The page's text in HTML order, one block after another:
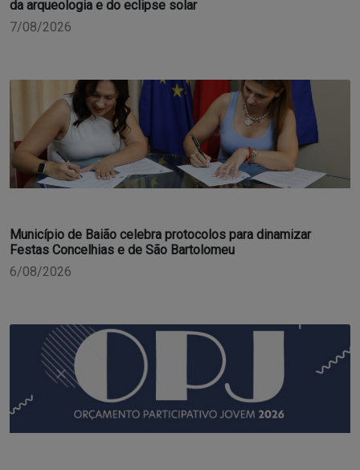
da arqueologia e do eclipse solar
7/08/2026
Município de Baião celebra protocolos para dinamizar
Festas Concelhias e de São Bartolomeu
6/08/2026